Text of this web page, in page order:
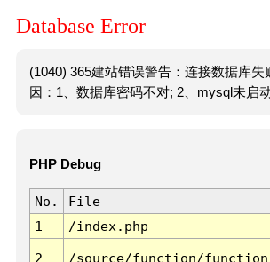
Database Error
(1040) 365建站错误警告：连接数据库失
因：1、数据库密码不对; 2、mysql未启动
PHP Debug
No. File
1
/index.php
2 /source/function/